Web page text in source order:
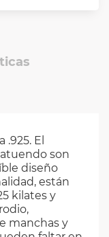
El
son
diseño
están
kilates y
manchas y